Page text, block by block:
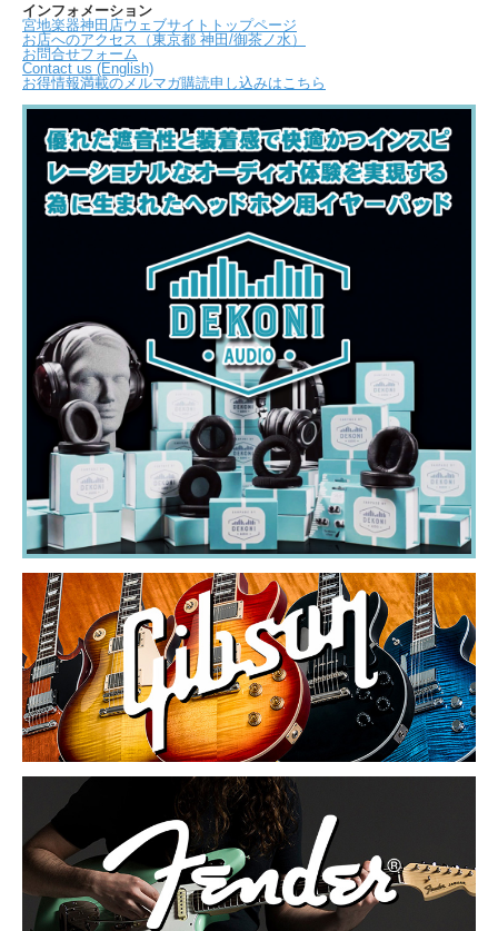
インフォメーション
宮地楽器神田店ウェブサイトトップページ
お店へのアクセス（東京都 神田/御茶ノ水）
お問合せフォーム
Contact us (English)
お得情報満載のメルマガ購読申し込みはこちら